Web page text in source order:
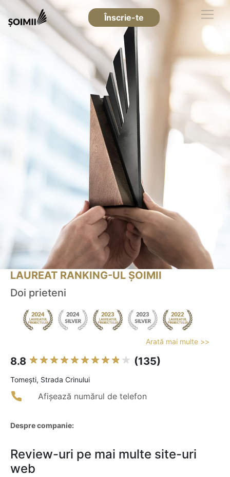
Înscrie-te
LAUREAT RANKING-UL ȘOIMII
Doi prieteni
Arată mai multe >>
8.8 (135)
Tomeşti, Strada Crinului
Afișează numărul de telefon
Despre companie:
Review-uri pe mai multe site-uri
web